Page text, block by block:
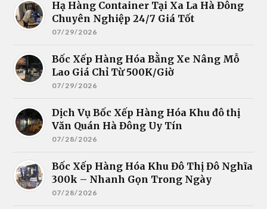
Hạ Hàng Container Tại Xa La Hà Đông
Chuyên Nghiệp 24/7 Giá Tốt
07/29/2026
Bốc Xếp Hàng Hóa Bằng Xe Nâng Mỗ
Lao Giá Chỉ Từ 500K/Giờ
07/29/2026
Dịch Vụ Bốc Xếp Hàng Hóa Khu đô thị
Văn Quán Hà Đông Uy Tín
07/28/2026
Bốc Xếp Hàng Hóa Khu Đô Thị Đô Nghĩa
300k – Nhanh Gọn Trong Ngày
07/28/2026